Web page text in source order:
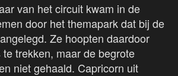
van het circuit kwam in de
door het themapark dat bij de
Ze hoopten daardoor
trekken, maar de begrote
niet gehaald. Capricorn uit